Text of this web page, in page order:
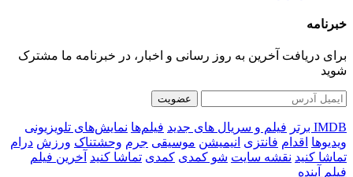
خبرنامه
برای دریافت آخرین به روز رسانی و اخبار، در خبرنامه ما مشترک
شوید
عضویت
IMDB برتر فیلم و سریال های جدید فیلم‌ها نمایش‌های تلویزیونی
ویدیوها اقدام فانتزی انیمیشن موسیقی جرم وحشتناک ورزش درام
تماشا کنید نقشه سایت شو کمدی کمدی تماشا کنید آخرین فیلم
فیلم آینده